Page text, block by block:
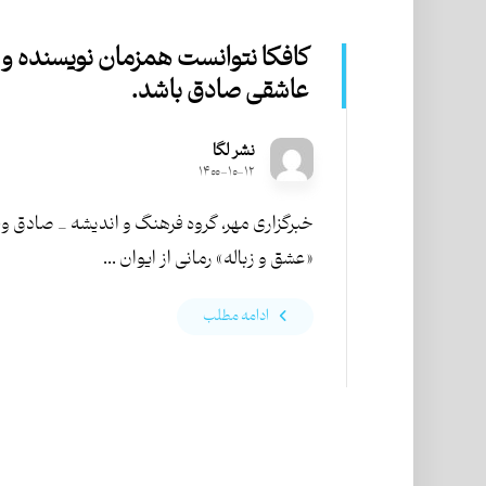
کافکا نتوانست همزمان نویسنده و
عاشقی صادق باشد.
نشر لگا
۱۴۰۰-۱۰-۱۲
خبرگزاری مهر، گروه فرهنگ و اندیشه _ صادق
«عشق و زباله» رمانی از ایوان ...
ادامه مطلب